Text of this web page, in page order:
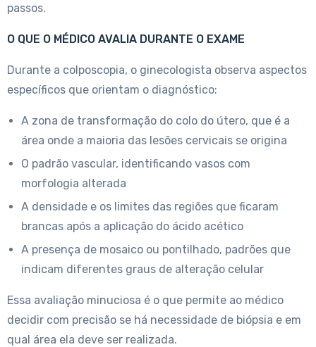
passos.
O QUE O MÉDICO AVALIA DURANTE O EXAME
Durante a colposcopia, o ginecologista observa aspectos
específicos que orientam o diagnóstico:
A zona de transformação do colo do útero, que é a
área onde a maioria das lesões cervicais se origina
O padrão vascular, identificando vasos com
morfologia alterada
A densidade e os limites das regiões que ficaram
brancas após a aplicação do ácido acético
A presença de mosaico ou pontilhado, padrões que
indicam diferentes graus de alteração celular
Essa avaliação minuciosa é o que permite ao médico
decidir com precisão se há necessidade de biópsia e em
qual área ela deve ser realizada.